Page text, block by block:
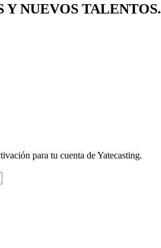
Y NUEVOS TALENTOS.
para tu cuenta de Yatecasting.